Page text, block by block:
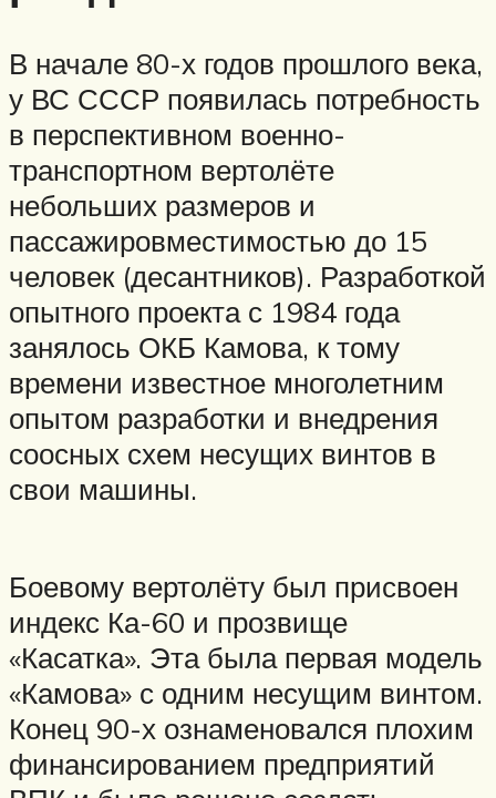
В начале 80-х годов прошлого века,
у ВС СССР появилась потребность
в перспективном военно-
транспортном вертолёте
небольших размеров и
пассажировместимостью до 15
человек (десантников). Разработкой
опытного проекта с 1984 года
занялось ОКБ Камова, к тому
времени известное многолетним
опытом разработки и внедрения
соосных схем несущих винтов в
свои машины.
Боевому вертолёту был присвоен
индекс Ка-60 и прозвище
«Касатка». Эта была первая модель
«Камова» с одним несущим винтом.
Конец 90-х ознаменовался плохим
финансированием предприятий